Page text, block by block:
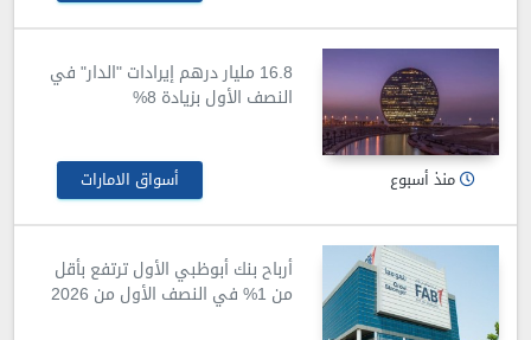
16.8 مليار درهم إيرادات "الدار" في
النصف الأول بزيادة 8%
منذ أسبوع أسواق الامارات
أرباح بنك أبوظبي الأول ترتفع بأقل
من 1% في النصف الأول من 2026